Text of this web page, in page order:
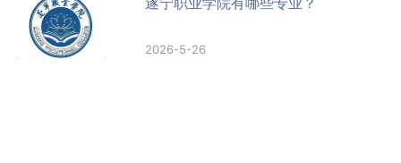
2026-5-26